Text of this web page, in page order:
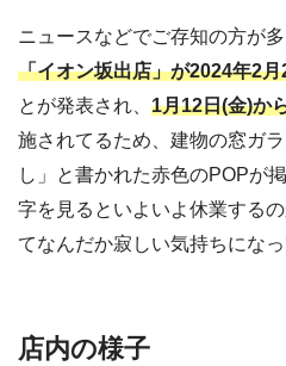
ニュースなどでご存知の方が
「イオン坂出店」が2024年2
とが発表され、 1月12日(金)か
施されてるため、建物の窓ガ
し」と書かれた赤色のPOPが
字を見るといよいよ休業する
てなんだか寂しい気持ちになっ
店内の様子